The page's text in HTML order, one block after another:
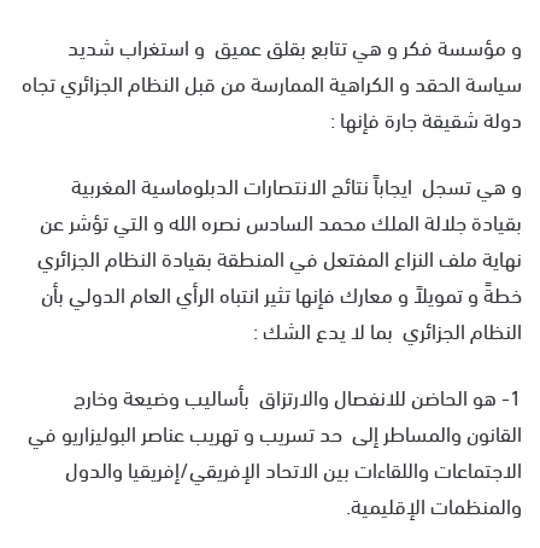
و مؤسسة فكر و هي تتابع بقلق عميق و استغراب شديد
سياسة الحقد و الكراهية الممارسة من قبل النظام الجزائري تجاه
دولة شقيقة جارة فإنها :
و هي تسجل ايجاباً نتائج الانتصارات الدبلوماسية المغربية
بقيادة جلالة الملك محمد السادس نصره الله و التي تؤشر عن
نهاية ملف النزاع المفتعل في المنطقة بقيادة النظام الجزائري
خطةً و تمويلاً و معارك فإنها تثير انتباه الرأي العام الدولي بأن
النظام الجزائري بما لا يدع الشك :
1- هو الحاضن للانفصال والارتزاق بأساليب وضيعة وخارج
القانون والمساطر إلى حد تسريب و تهريب عناصر البوليزاريو في
الاجتماعات واللقاءات بين الاتحاد الإفريقي/إفريقيا والدول
والمنظمات الإقليمية.